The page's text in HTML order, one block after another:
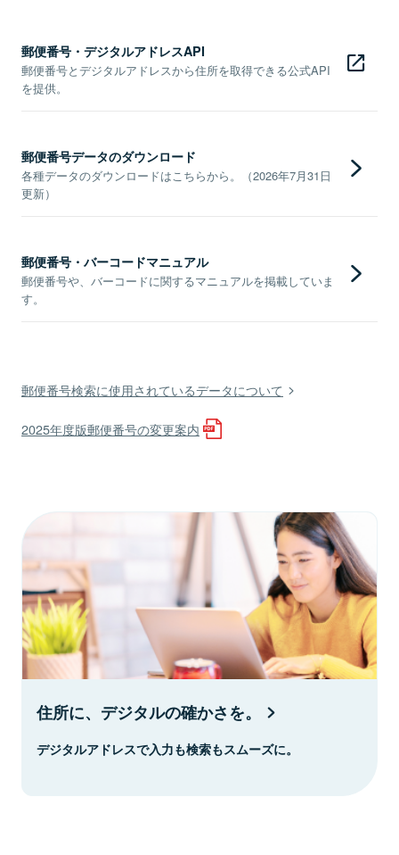
郵便番号・デジタルアドレスAPI
郵便番号とデジタルアドレスから住所を取得できる公式API
を提供。
郵便番号データのダウンロード
各種データのダウンロードはこちらから。（2026年7月31日
更新）
郵便番号・バーコードマニュアル
郵便番号や、バーコードに関するマニュアルを掲載していま
す。
郵便番号検索に使用されているデータについて
2025年度版郵便番号の変更案内
住所に、デジタルの確かさを。
デジタルアドレスで入力も検索もスムーズに。